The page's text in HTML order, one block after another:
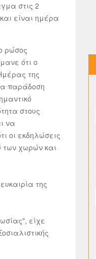
στις 2
και είναι ημέρα
ρώσος
ότι ο
της
παράδοση
στους
να
οι εκδηλώσεις
των χωρών και
της
είχε